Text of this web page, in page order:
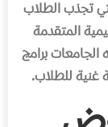
تجذب الطلاب
المتقدمة
برامج
غنية للطلاب.